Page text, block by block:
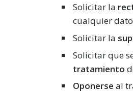
Solicitar la
cualquier
Solicitar la
Solicitar que
tratamiento
Oponerse al